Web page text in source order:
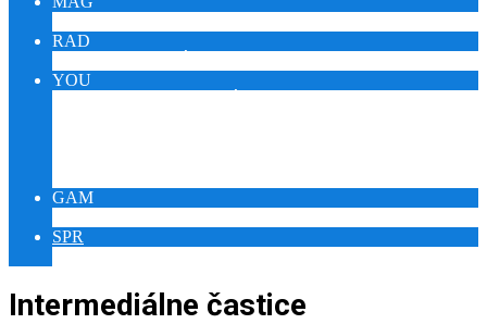
RAD
YOU
GAM
SPR
Intermediálne častice